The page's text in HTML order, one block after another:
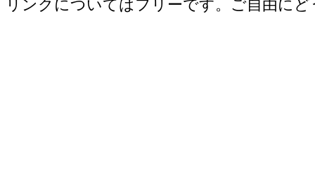
リンクについてはフリーです。ご自由にど